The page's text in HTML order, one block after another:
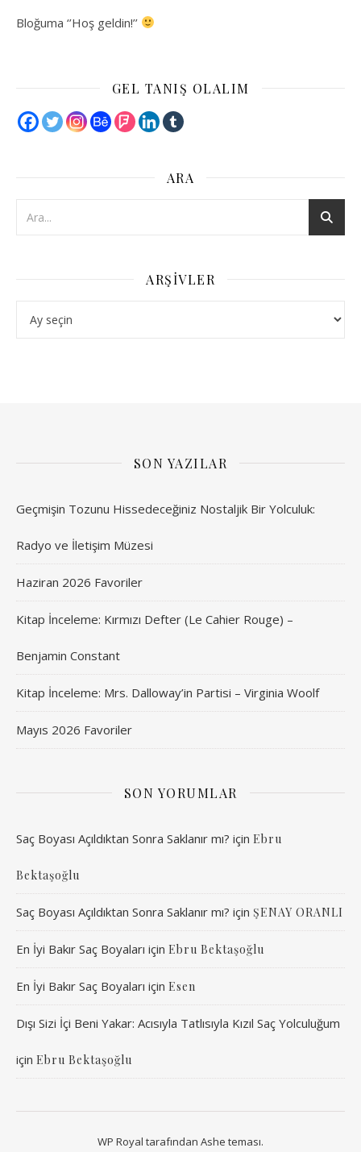
Bloğuma ‘’Hoş geldin!’’
GEL TANIŞ OLALIM
ARA
ARŞIVLER
SON YAZILAR
Geçmişin Tozunu Hissedeceğiniz Nostaljik Bir Yolculuk:
Radyo ve İletişim Müzesi
Haziran 2026 Favoriler
Kitap İnceleme: Kırmızı Defter (Le Cahier Rouge) –
Benjamin Constant
Kitap İnceleme: Mrs. Dalloway’in Partisi – Virginia Woolf
Mayıs 2026 Favoriler
SON YORUMLAR
Saç Boyası Açıldıktan Sonra Saklanır mı? için Ebru
Bektaşoğlu
Saç Boyası Açıldıktan Sonra Saklanır mı? için ŞENAY ORANLI
En İyi Bakır Saç Boyaları için Ebru Bektaşoğlu
En İyi Bakır Saç Boyaları için Esen
Dışı Sizi İçi Beni Yakar: Acısıyla Tatlısıyla Kızıl Saç Yolculuğum
için Ebru Bektaşoğlu
WP Royal tarafından Ashe teması.